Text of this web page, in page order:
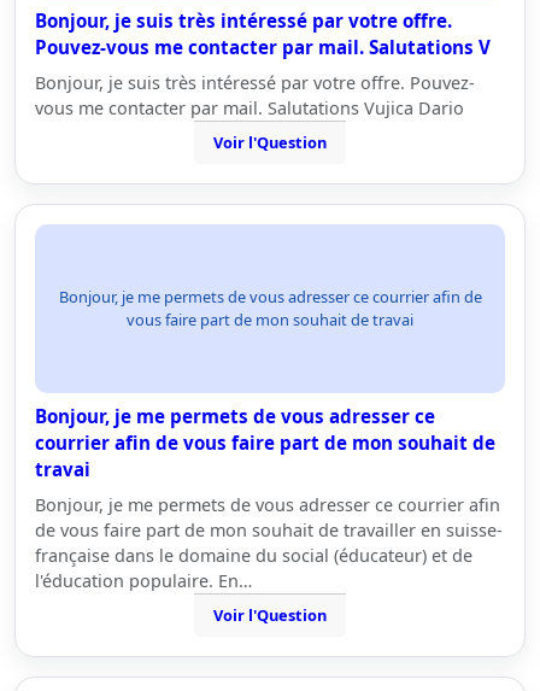
Bonjour, je suis très intéressé par votre offre.
Pouvez-vous me contacter par mail. Salutations V
Bonjour, je suis très intéressé par votre offre. Pouvez-
vous me contacter par mail. Salutations Vujica Dario
Voir l'Question
Bonjour, je me permets de vous adresser ce courrier afin de
vous faire part de mon souhait de travai
Bonjour, je me permets de vous adresser ce
courrier afin de vous faire part de mon souhait de
travai
Bonjour, je me permets de vous adresser ce courrier afin
de vous faire part de mon souhait de travailler en suisse-
française dans le domaine du social (éducateur) et de
l'éducation populaire. En…
Voir l'Question